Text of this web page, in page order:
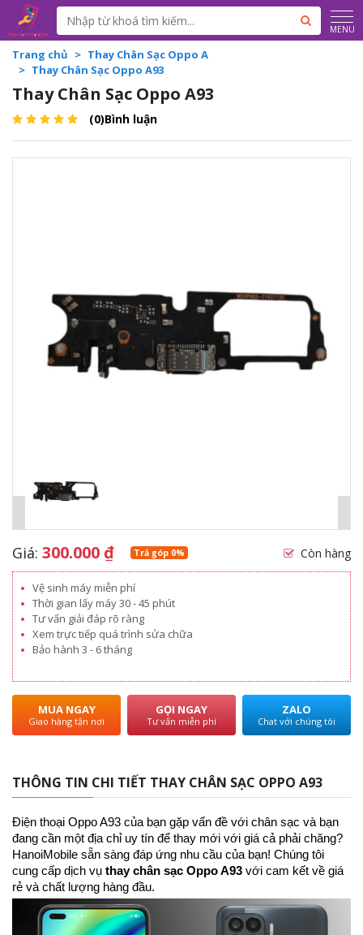
Powered by Translate MENU
Trang chủ
Thay Chân Sạc Oppo A
Thay Chân Sạc Oppo A93
Thay Chân Sạc Oppo A93
(0)Bình luận
Giá: 300.000 ₫ Trả góp 0% Còn hàng
Vệ sinh máy miễn phí
Thời gian lấy máy 30 - 45 phút
Tư vấn giải đáp rõ ràng
Xem trực tiếp quá trình sửa chữa
Bảo hành 3 - 6 tháng
MUA NGAY
Giao hàng tận nơi
GỌI NGAY
Tư vấn miễn phí
ZALO
Chat với chúng tôi
THÔNG TIN CHI TIẾT THAY CHÂN SẠC OPPO A93
Điện thoại Oppo A93 của bạn gặp vấn đề với chân sạc và bạn
đang cần một địa chỉ uy tín để thay mới với giá cả phải chăng?
HanoiMobile sẵn sàng đáp ứng nhu cầu của bạn! Chúng tôi
cung cấp dịch vụ thay chân sạc Oppo A93 với cam kết về giá
rẻ và chất lượng hàng đầu.